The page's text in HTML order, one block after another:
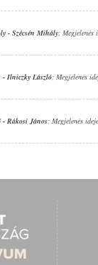
- Szécsén Mihály; Megjelenés
- Ilniczky László; Megjelenés
- Rákosi János; Megjelenés